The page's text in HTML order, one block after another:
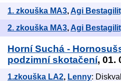
1. zkouška MA3,Agi
2. zkouška MA3, Agi
Horní Suchá -
podzimní skotačení, 01.
1.zkouška LA2, Lenny: